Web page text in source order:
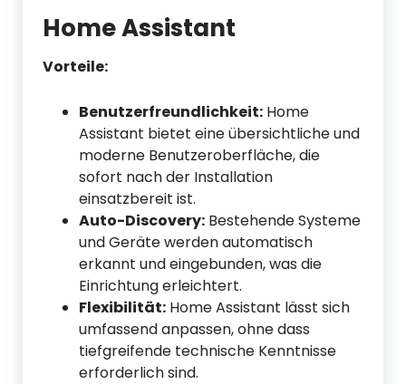
Home Assistant
Vorteile:
Benutzerfreundlichkeit: Home
Assistant bietet eine übersichtliche und
moderne Benutzeroberfläche, die
sofort nach der Installation
einsatzbereit ist.
Auto-Discovery: Bestehende Systeme
und Geräte werden automatisch
erkannt und eingebunden, was die
Einrichtung erleichtert.
Flexibilität: Home Assistant lässt sich
umfassend anpassen, ohne dass
tiefgreifende technische Kenntnisse
erforderlich sind.